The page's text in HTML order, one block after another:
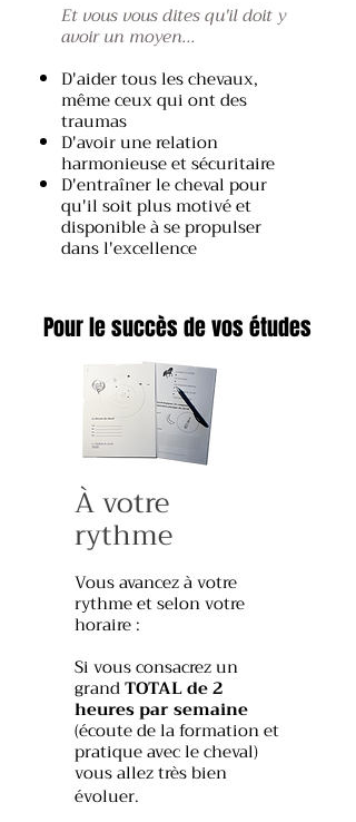
Et vous vous dites qu'il doit y
avoir un moyen...
D'aider tous les chevaux,
même ceux qui ont des
traumas
D'avoir une relation
harmonieuse et sécuritaire
D'entraîner le cheval pour
qu'il soit plus motivé et
disponible à se propulser
dans l'excellence
Pour le succès de vos études
À votre
rythme
Vous avancez à votre
rythme et selon votre
horaire :
Si vous consacrez un
grandTOTAL de 2
heures par semaine
(écoute de la formation et
pratique avec le cheval)
vous allez très bien
évoluer.